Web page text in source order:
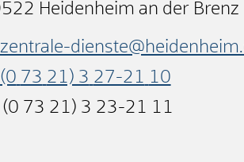
Heidenheim an der Brenz
zentrale-
(0 73 21) 3 27-21 10
(0 73 21) 3 23-21 11